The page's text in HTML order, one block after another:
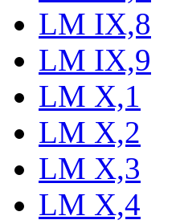
LM IX,8
LM IX,9
LM X,1
LM X,2
LM X,3
LM X,4